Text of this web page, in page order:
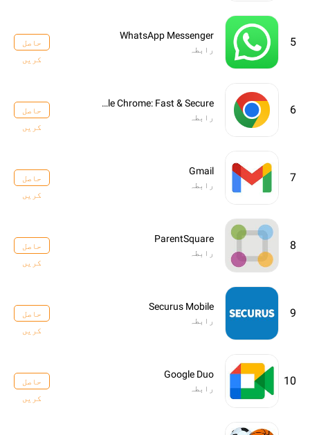
5
WhatsApp Messenger
رابطہ
حاصل
کریں
6
Google Chrome: Fast & Secure
رابطہ
حاصل
کریں
7
Gmail
رابطہ
حاصل
کریں
8
ParentSquare
رابطہ
حاصل
کریں
9
Securus Mobile
رابطہ
حاصل
کریں
10
Google Duo
رابطہ
حاصل
کریں